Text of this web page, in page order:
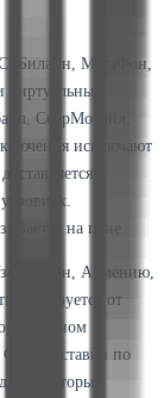
Билайн, МегаФон,
СберМобайл,
исключают
на цене.
Армению,
варьируется от
в личном
Срок доставки по
некоторых